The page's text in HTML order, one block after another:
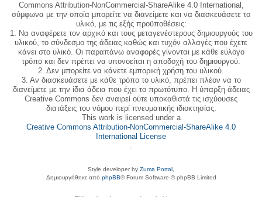
Commons Attribution-NonCommercial-ShareAlike 4.0 International,
σύμφωνα με την οποία μπορείτε να διανείμετε και να διασκευάσετε το
υλικό, με τις εξής προϋποθέσεις:
1. Να αναφέρετε τον αρχικό και τους μεταγενέστερους δημιουργούς του
υλικού, το σύνδεσμο της άδειας καθώς και τυχόν αλλαγές που έχετε
κάνει στο υλικό. Οι παραπάνω αναφορές γίνονται με κάθε εύλογο
τρόπο και δεν πρέπει να υπονοείται η αποδοχή του δημιουργού.
2. Δεν μπορείτε να κάνετε εμπορική χρήση του υλικού.
3. Αν διασκευάσετε με κάθε τρόπο το υλικό, πρέπει πλέον να το
διανείμετε με την ίδια άδεια που έχει το πρωτότυπο. Η ύπαρξη άδειας
Creative Commons δεν αναιρεί ούτε υποκαθιστά τις ισχύουσες
διατάξεις του νόμου περί πνευματικής ιδιοκτησίας.
This work is licensed under a
Creative Commons Attribution-NonCommercial-ShareAlike 4.0
International License
Style developer by Zuma Portal ,
Δημιουργήθηκε από phpBB® Forum Software © phpBB Limited